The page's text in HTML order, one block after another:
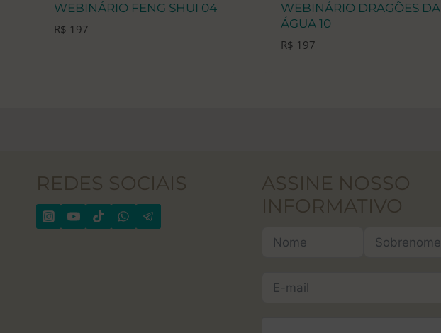
WEBINÁRIO FENG SHUI 04
R$ 197
WEBINÁRIO DRAGÕES DA
ÁGUA 10
R$ 197
REDES SOCIAIS
ASSINE NOSSO
INFORMATIVO